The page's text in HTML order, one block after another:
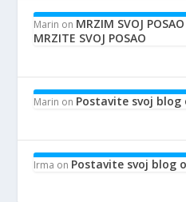
Marin on MRZIM SVOJ
MRZITE SVOJ POSAO
Marin on Postavite svoj blog
Irma on Postavite svoj blog